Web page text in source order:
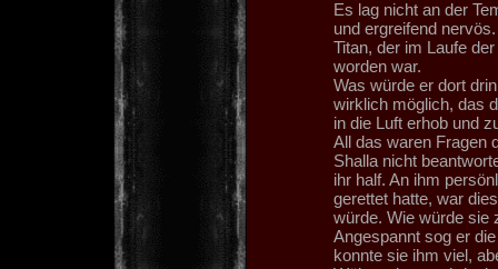
Es lag nicht an der
und ergreifend
Titan, der im Laufe
worden war.
Was würde er dort
wirklich möglich, das
in die Luft erhob und
All das waren Fragen
Shalla nicht
ihr half. An ihm
gerettet hatte, war
würde. Wie würde sie
Angespannt sog er
konnte sie ihm viel,